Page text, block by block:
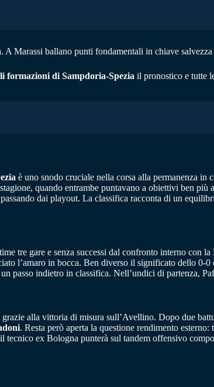
Marassi ballano punti fondamentali in chiave
formazioni di Sampdoria-Spezia il pronostico e tutte
è uno snodo cruciale nella corsa alla permanenza
quando entrambe puntavano a obiettivi ben più
dai playout. La classifica racconta di un
tre gare e senza successi dal confronto interno con
l’amaro in bocca. Ben diverso il significato dello 0-
passo indietro in classifica. Nell’undici di partenza,
alla vittoria di misura sull’Avellino. Dopo due
. Resta però aperta la questione rendimento
ex Bologna punterà sul tandem offensivo